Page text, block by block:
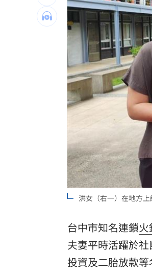
蔣市政一團糟？活
台灣彩券開獎直播中
LIVE三立+24小時直播
三立iNEWS新聞台線
商場戰國來臨 台中
台彩父親節推新刮
「拍片人的多重宇宙
8國球員齊聚高雄
理想混蛋號召粉絲
洪女（右一）在地方
台中市知名連鎖
夫妻平時活躍於
投資及二胎放款等